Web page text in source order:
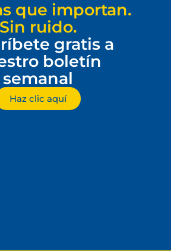
que importan.
Sin ruido.
gratis a
boletín
semanal
Haz clic aquí